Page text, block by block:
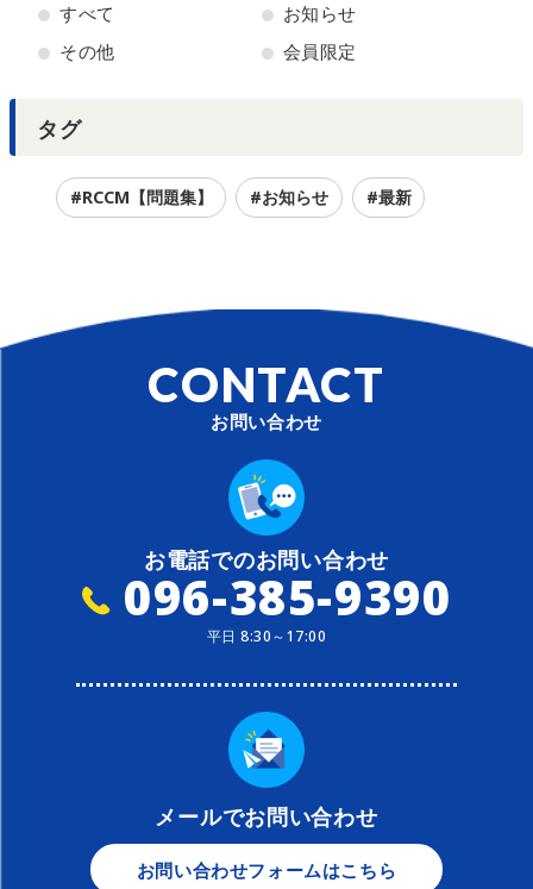
すべて
お知らせ
その他
会員限定
タグ
#RCCM【問題集】 #お知らせ #最新
CONTACT
お問い合わせ
お電話でのお問い合わせ
096-385-9390
平日 8:30～17:00
メールでお問い合わせ
お問い合わせフォームはこちら